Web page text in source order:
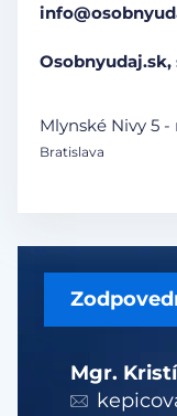
Mgr.
Osobnyudaj.sk,
Mlynské Nivy 5
Bratislava